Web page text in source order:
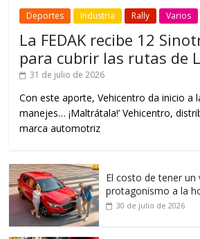
Deportes Industria Rally Varios
La FEDAK recibe 12
para cubrir las rutas de
31 de julio de 2026
Con este aporte, Vehicentro da inicio a
manejes… ¡Maltrátala!’ Vehicentro,
marca automotriz
El costo de tener un
protagonismo a la
30 de julio de 2026